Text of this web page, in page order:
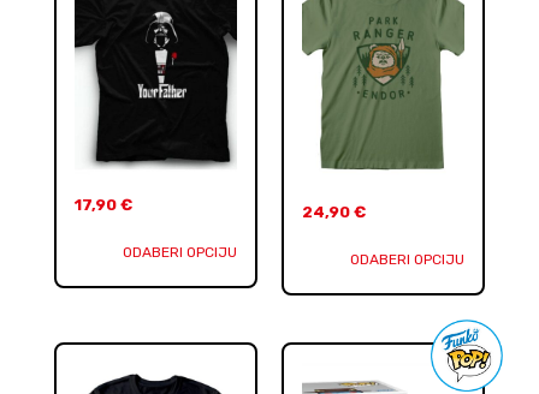
17,90 €
ODABERI OPCIJU
24,90 €
ODABERI OPCIJU